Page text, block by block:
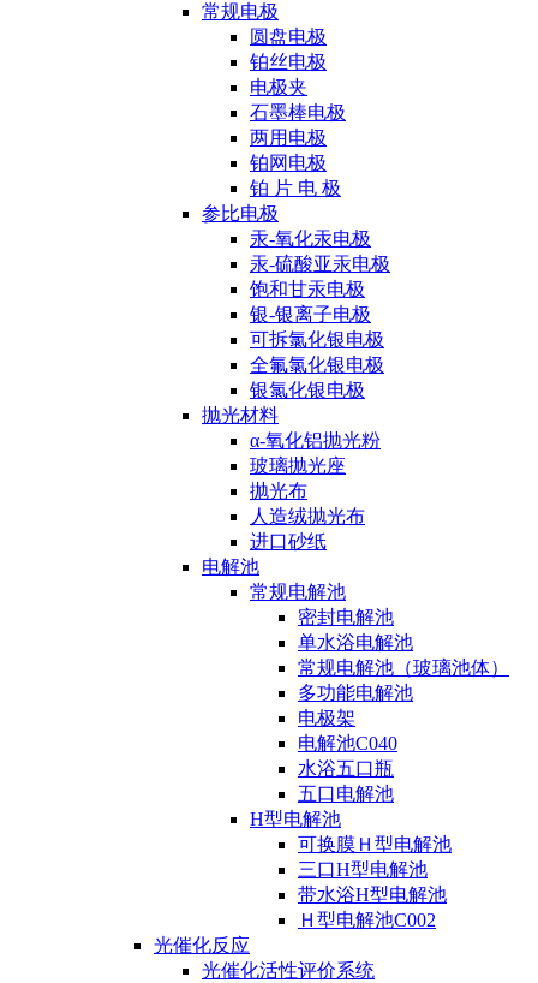
常规电极
圆盘电极
铂丝电极
电极夹
石墨棒电极
两用电极
铂网电极
铂 片 电 极
参比电极
汞-氧化汞电极
汞-硫酸亚汞电极
饱和甘汞电极
银-银离子电极
可拆氯化银电极
全氟氯化银电极
银氯化银电极
抛光材料
α-氧化铝抛光粉
玻璃抛光座
抛光布
人造绒抛光布
进口砂纸
电解池
常规电解池
密封电解池
单水浴电解池
常规电解池（玻璃池体）
多功能电解池
电极架
电解池C040
水浴五口瓶
五口电解池
H型电解池
可换膜Ｈ型电解池
三口H型电解池
带水浴H型电解池
Ｈ型电解池C002
光催化反应
光催化活性评价系统